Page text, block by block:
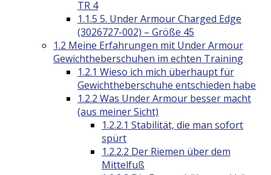
TR 4
1.1.5 5. Under Armour Charged Edge
(3026727-002) – Größe 45
1.2 Meine Erfahrungen mit Under Armour
Gewichtheberschuhen im echten Training
1.2.1 Wieso ich mich überhaupt für
Gewichtheberschuhe entschieden habe
1.2.2 Was Under Armour besser macht
(aus meiner Sicht)
1.2.2.1 Stabilität, die man sofort
spürt
1.2.2.2 Der Riemen über dem
Mittelfuß